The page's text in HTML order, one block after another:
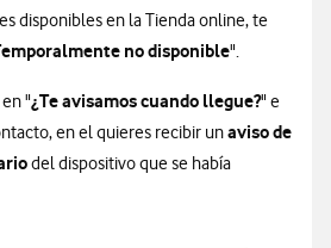
disponibles en la Tienda online, te
no disponible".
"¿Te avisamos cuando llegue?" e
en el quieres recibir unaviso de
del dispositivo que se había